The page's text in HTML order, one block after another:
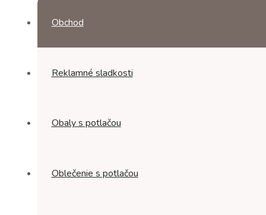
Obchod
Reklamné sladkosti
Obaly s potlačou
Oblečenie s potlačou